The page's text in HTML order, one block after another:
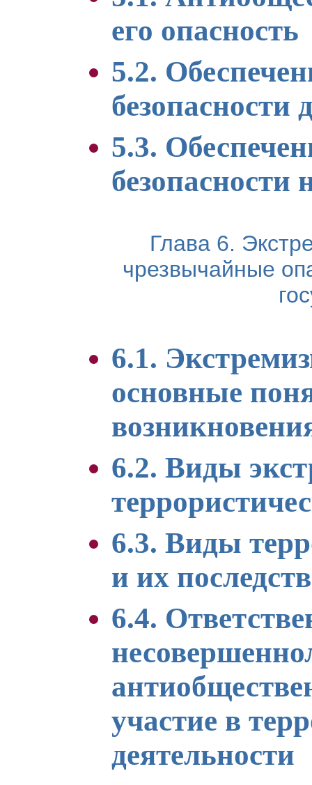
его опасность
5.2.
безопасности
5.3.
безопасности
Глава 6.
чрезвычайные
6.1.
основные
6.2. Виды
6.3. Виды
и их
6.4.
участие в
деятельности